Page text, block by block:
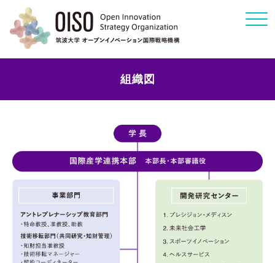
Click
組織図